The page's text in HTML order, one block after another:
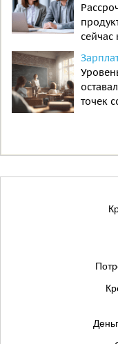
сейчас
точек